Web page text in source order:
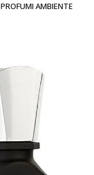
PROFUMI AMBIENTE